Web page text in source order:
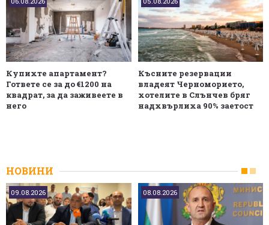
Купихте апартамент?
Гответе се за до €1200 на
квадрат, за да заживеете в
него
Късните резервации
владеят Черноморието,
хотелите в Слънчев бряг
надхвърлиха 90% заетост
НОВИНИ
09.08.2026 08.08.2026